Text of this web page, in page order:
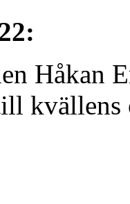
:
Håkan
kvällens